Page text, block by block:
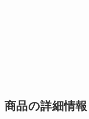
商品の詳細情報